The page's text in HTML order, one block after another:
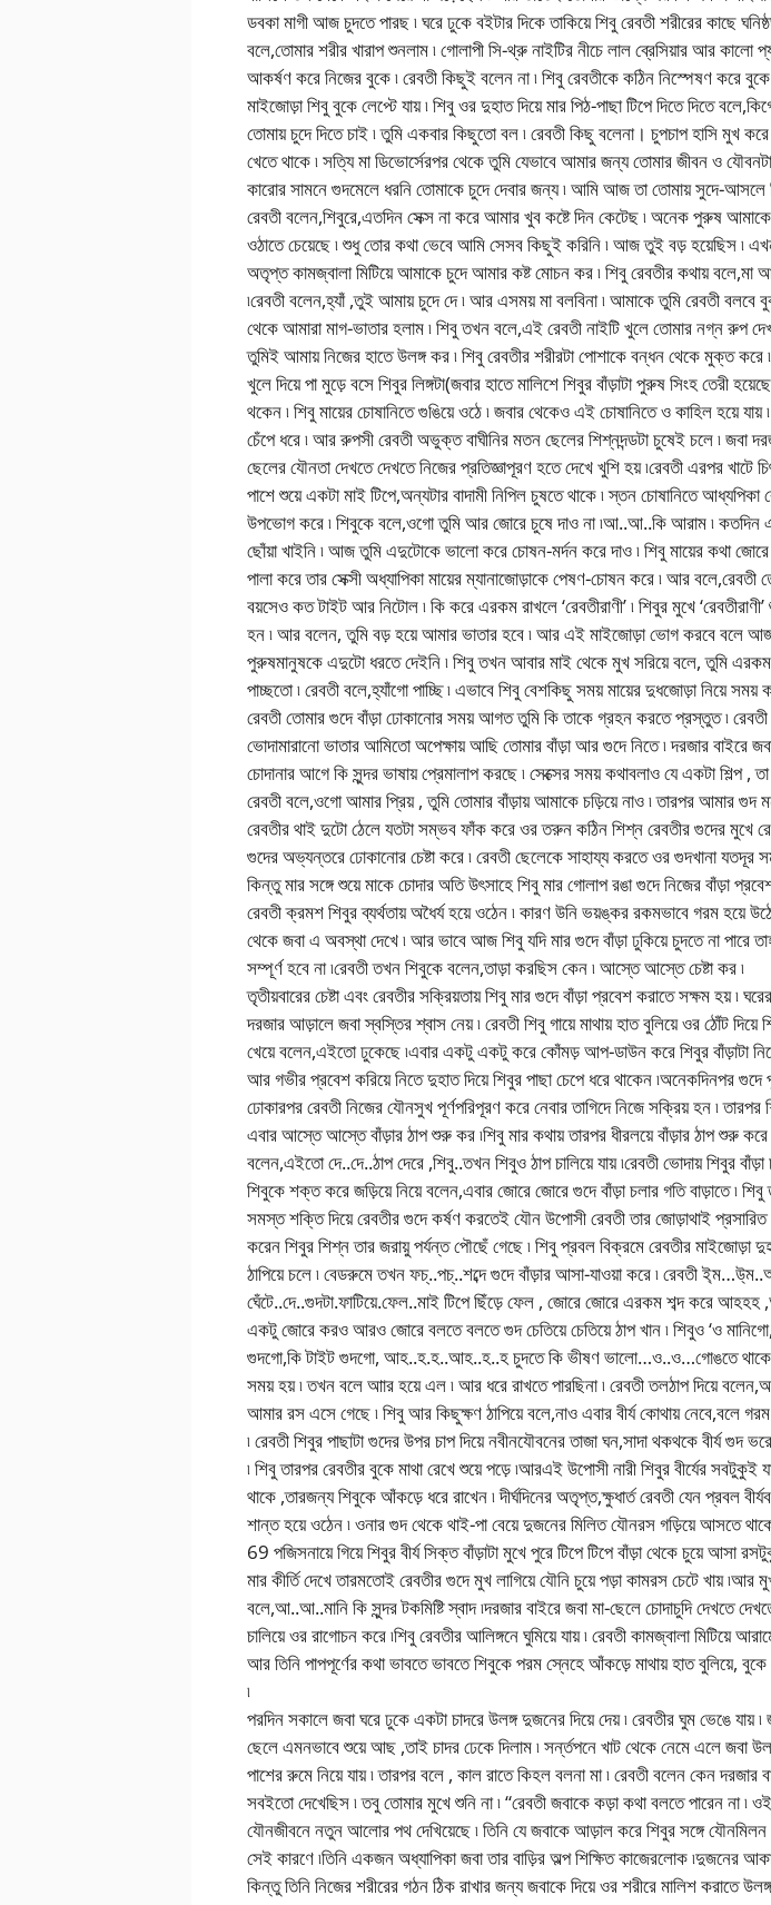
ডবকা মাগী আজ চুদতে পারছ ৷ ঘরে ঢুকে বইটার দিকে তাকিয়ে শিবু রেবতী শরীরের কাছে
বলে,তোমার শরীর খারাপ শুনলাম ৷ গোলাপী সি-থ্রু নাইটির নীচে লাল ব্রেসিয়ার আর কালো
আকর্ষণ করে নিজের বুকে ৷ রেবতী কিছুই বলেন না ৷ শিবু রেবতীকে কঠিন নিস্পেষণ করে
মাইজোড়া শিবু বুকে লেপ্টে যায় ৷ শিবু ওর দুহাত দিয়ে মার পিঠ-পাছা টিপে দিতে দিতে
তোমায় চুদে দিতে চাই ৷ তুমি একবার কিছুতো বল ৷ রেবতী কিছু বলেনা। চুপচাপ হাসি মুখ
খেতে থাকে ৷ সত্যি মা ডিভোর্সেরপর থেকে তুমি যেভাবে আমার জন্য তোমার জীবন ও
কারোর সামনে গুদমেলে ধরনি তোমাকে চুদে দেবার জন্য ৷ আমি আজ তা তোমায় সুদে-আসলে
রেবতী বলেন,শিবুরে,এতদিন সেক্স না করে আমার খুব কষ্টে দিন কেটেছ ৷ অনেক পুরুষ আমাকে
ওঠাতে চেয়েছে ৷ শুধু তোর কথা ভেবে আমি সেসব কিছুই করিনি ৷ আজ তুই বড় হয়েছিস ৷
অতৃপ্ত কামজ্বালা মিটিয়ে আমাকে চুদে আমার কষ্ট মোচন কর ৷ শিবু রেবতীর কথায় বলে,মা
৷রেবতী বলেন,হ্যাঁ ,তুই আমায় চুদে দে ৷ আর এসময় মা বলবিনা ৷ আমাকে তুমি রেবতী বলবে
থেকে আমারা মাগ-ভাতার হলাম ৷ শিবু তখন বলে,এই রেবতী নাইটি খুলে তোমার নগ্ন রুপ
তুমিই আমায় নিজের হাতে উলঙ্গ কর ৷ শিবু রেবতীর শরীরটা পোশাকে বন্ধন থেকে মুক্ত করে ৷
খুলে দিয়ে পা মুড়ে বসে শিবুর লিঙ্গটা(জবার হাতে মালিশে শিবুর বাঁড়াটা পুরুষ সিংহ তেরী
থকেন ৷ শিবু মায়ের চোষানিতে গুঙিয়ে ওঠে ৷ জবার থেকেও এই চোষানিতে ও কাহিল হয়ে যায় ৷
চেঁপে ধরে ৷ আর রুপসী রেবতী অভুক্ত বাঘীনির মতন ছেলের শিশ্নদন্ডটা চুষেই চলে ৷ জবা
ছেলের যৌনতা দেখতে দেখতে নিজের প্রতিজ্ঞাপূরণ হতে দেখে খুশি হয় ৷রেবতী এরপর খাটে
পাশে শুয়ে একটা মাই টিপে,অন্যটার বাদামী নিপিল চুষতে থাকে ৷ স্তন চোষানিতে আধ্যপিকা
উপভোগ করে ৷ শিবুকে বলে,ওগো তুমি আর জোরে চুষে দাও না ৷আ..আ..কি আরাম ৷
ছোঁয়া খাইনি ৷ আজ তুমি এদুটোকে ভালো করে চোষন-মর্দন করে দাও ৷ শিবু মায়ের কথা জোরে
পালা করে তার সেক্সী অধ্যাপিকা মায়ের ম্যানাজোড়াকে পেষণ-চোষন করে ৷ আর
বয়সেও কত টাইট আর নিটোল ৷ কি করে এরকম রাখলে ‘রেবতীরাণী’ ৷ শিবুর মুখে
হন ৷ আর বলেন, তুমি বড় হয়ে আমার ভাতার হবে ৷ আর এই মাইজোড়া ভোগ করবে বলে
পুরুষমানুষকে এদুটো ধরতে দেইনি ৷ শিবু তখন আবার মাই থেকে মুখ সরিয়ে বলে, তুমি
পাচ্ছতো ৷ রেবতী বলে,হ্যাঁগো পাচ্ছি ৷ এভাবে শিবু বেশকিছু সময় মায়ের দুধজোড়া নিয়ে সময়
রেবতী তোমার গুদে বাঁড়া ঢোকানোর সময় আগত তুমি কি তাকে গ্রহন করতে প্রস্তুত ৷
ভোদামারানো ভাতার আমিতো অপেক্ষায় আছি তোমার বাঁড়া আর গুদে নিতে ৷ দরজার বাইরে
চোদানার আগে কি সুন্দর ভাষায় প্রেমালাপ করছে ৷ সেক্সের সময় কথাবলাও যে একটা শিল্প ,
রেবতী বলে,ওগো আমার প্রিয় , তুমি তোমার বাঁড়ায় আমাকে চড়িয়ে নাও ৷ তারপর আমার গুদ
রেবতীর থাই দুটো ঠেলে যতটা সম্ভব ফাঁক করে ওর তরুন কঠিন শিশ্ন রেবতীর গুদের মুখে
গুদের অভ্যন্তরে ঢোকানোর চেষ্টা করে ৷ রেবতী ছেলেকে সাহায্য করতে ওর গুদখানা যতদূর
কিন্তু মার সঙ্গে শুয়ে মাকে চোদার অতি উৎসাহে শিবু মার গোলাপ রঙা গুদে নিজের বাঁড়া
রেবতী ক্রমশ শিবুর ব্যর্থতায় অধৈর্য হয়ে ওঠেন ৷ কারণ উনি ভয়ঙ্কর রকমভাবে গরম হয়ে
থেকে জবা এ অবস্থা দেখে ৷ আর ভাবে আজ শিবু যদি মার গুদে বাঁড়া ঢুকিয়ে চুদতে না পারে
সম্পূর্ণ হবে না ৷রেবতী তখন শিবুকে বলেন,তাড়া করছিস কেন ৷ আস্তে আস্তে চেষ্টা কর ৷
তৃতীয়বারের চেষ্টা এবং রেবতীর সক্রিয়তায় শিবু মার গুদে বাঁড়া প্রবেশ করাতে সক্ষম হয় ৷
দরজার আড়ালে জবা স্বস্তির শ্বাস নেয় ৷ রেবতী শিবু গায়ে মাথায় হাত বুলিয়ে ওর ঠোঁট
খেয়ে বলেন,এইতো ঢুকেছে ৷এবার একটু একটু করে কোঁমড় আপ-ডাউন করে শিবুর বাঁড়াটা
আর গভীর প্রবেশ করিয়ে নিতে দুহাত দিয়ে শিবুর পাছা চেপে ধরে থাকেন ৷অনেকদিনপর গুদে
ঢোকারপর রেবতী নিজের যৌনসুখ পূর্ণপরিপূরণ করে নেবার তাগিদে নিজে সক্রিয় হন ৷
এবার আস্তে আস্তে বাঁড়ার ঠাপ শুরু কর ৷শিবু মার কথায় তারপর ধীরলয়ে বাঁড়ার ঠাপ শুরু করে
বলেন,এইতো দে..দে..ঠাপ দেরে ,শিবু..তখন শিবুও ঠাপ চালিয়ে যায় ৷রেবতী ভোদায় শিবুর
শিবুকে শক্ত করে জড়িয়ে নিয়ে বলেন,এবার জোরে জোরে গুদে বাঁড়া চলার গতি বাড়াতে ৷
সমস্ত শক্তি দিয়ে রেবতীর গুদে কর্ষণ করতেই যৌন উপোসী রেবতী তার জোড়াথাই
করেন শিবুর শিশ্ন তার জরায়ু পর্যন্ত পৌছেঁ গেছে ৷ শিবু প্রবল বিক্রমে রেবতীর মাইজোড়া
ঠাপিয়ে চলে ৷ বেডরুমে তখন ফচ্..পচ্..শব্দে গুদে বাঁড়ার আসা-যাওয়া করে ৷ রেবতী
ঘেঁটে..দে..গুদটা.ফাটিয়ে.ফেল..মাই টিপে ছিঁড়ে ফেল , জোরে জোরে এরকম শব্দ করে
একটু জোরে করও আরও জোরে বলতে বলতে গুদ চেতিয়ে চেতিয়ে ঠাপ খান ৷ শিবুও ‘ও
গুদগো,কি টাইট গুদগো, আহ..হ.হ..আহ..হ..হ চুদতে কি ভীষণ ভালো…ও..ও…গোঙতে থাকে ৷
সময় হয় ৷ তখন বলে আার হয়ে এল ৷ আর ধরে রাখতে পারছিনা ৷ রেবতী তলঠাপ দিয়ে
আমার রস এসে গেছে ৷ শিবু আর কিছুক্ষণ ঠাপিয়ে বলে,নাও এবার বীর্য কোথায় নেবে,বলে
৷ রেবতী শিবুর পাছাটা গুদের উপর চাপ দিয়ে নবীনযৌবনের তাজা ঘন,সাদা থকথকে বীর্য গুদ
৷ শিবু তারপর রেবতীর বুকে মাথা রেখে শুয়ে পড়ে ৷আরএই উপোসী নারী শিবুর বীর্যের সবটুকুই
থাকে ,তারজন্য শিবুকে আঁকড়ে ধরে রাখেন ৷ দীর্ঘদিনের অতৃপ্ত,ক্ষুধার্ত রেবতী যেন প্রবল
শান্ত হয়ে ওঠেন ৷ ওনার গুদ থেকে থাই-পা বেয়ে দুজনের মিলিত যৌনরস গড়িয়ে আসতে
69 পজিসনায়ে গিয়ে শিবুর বীর্য সিক্ত বাঁড়াটা মুখে পুরে টিপে টিপে বাঁড়া থেকে চুয়ে আসা
মার কীর্তি দেখে তারমতোই রেবতীর গুদে মুখ লাগিয়ে যৌনি চুয়ে পড়া কামরস চেটে খায় ৷আর
বলে,আ..আ..মানি কি সুন্দর টকমিষ্টি স্বাদ ৷দরজার বাইরে জবা মা-ছেলে চোদাচুদি দেখতে
চালিয়ে ওর রাগোচন করে ৷শিবু রেবতীর আলিঙ্গনে ঘুমিয়ে যায় ৷ রেবতী কামজ্বালা মিটিয়ে
আর তিনি পাপপূর্ণের কথা ভাবতে ভাবতে শিবুকে পরম স্নেহে আঁকড়ে মাথায় হাত বুলিয়ে, বুকে
৷
পরদিন সকালে জবা ঘরে ঢুকে একটা চাদরে উলঙ্গ দুজনের দিয়ে দেয় ৷ রেবতীর ঘুম ভেঙে যায়
ছেলে এমনভাবে শুয়ে আছ ,তাই চাদর ঢেকে দিলাম ৷ সর্ন্তপনে খাট থেকে নেমে এলে জবা
পাশের রুমে নিয়ে যায় ৷ তারপর বলে , কাল রাতে কিহল বলনা মা ৷ রেবতী বলেন কেন দরজার
সবইতো দেখেছিস ৷ তবু তোমার মুখে শুনি না ৷ “রেবতী জবাকে কড়া কথা বলতে পারেন না ৷
যৌনজীবনে নতুন আলোর পথ দেখিয়েছে ৷ তিনি যে জবাকে আড়াল করে শিবুর সঙ্গে যৌনমিলন
সেই কারণে ৷তিনি একজন অধ্যাপিকা জবা তার বাড়ির অল্প শিক্ষিত কাজেরলোক ৷দুজনের
কিন্তু তিনি নিজের শরীরের গঠন ঠিক রাখার জন্য জবাকে দিয়ে ওর শরীরে মালিশ করাতে